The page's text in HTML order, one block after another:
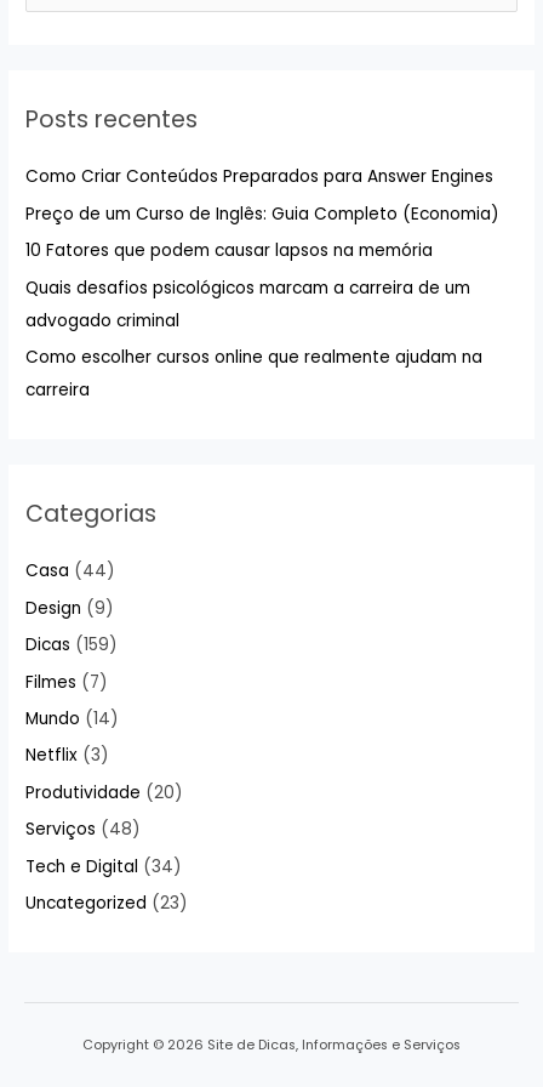
i
r
p
o
r
:
Posts recentes
Como Criar Conteúdos Preparados para Answer Engines
Preço de um Curso de Inglês: Guia Completo (Economia)
10 Fatores que podem causar lapsos na memória
Quais desafios psicológicos marcam a carreira de um
advogado criminal
Como escolher cursos online que realmente ajudam na
carreira
Categorias
Casa (44)
Design (9)
Dicas (159)
Filmes (7)
Mundo (14)
Netflix (3)
Produtividade (20)
Serviços (48)
Tech e Digital (34)
Uncategorized (23)
Copyright © 2026 Site de Dicas, Informações e Serviços